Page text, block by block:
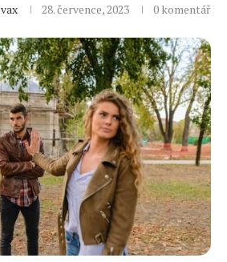
28. července, 2023 0 komentář